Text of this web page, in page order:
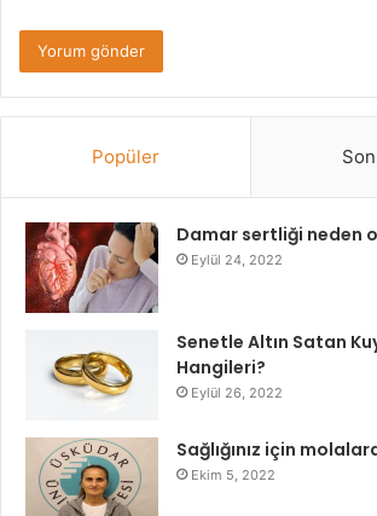
Popüler
Damar sertliği neden
Eylül 24, 2022
Senetle Altın Satan
Hangileri?
Eylül 26, 2022
Sağlığınız için
Ekim 5, 2022